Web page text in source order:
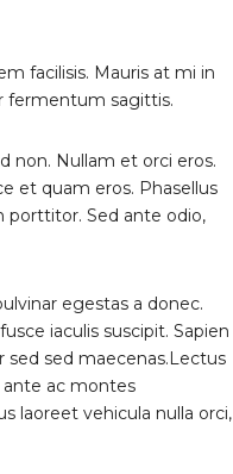
facilisis. Mauris at mi in
fermentum sagittis.
non. Nullam et orci eros.
et quam eros. Phasellus
porttitor. Sed ante odio,
egestas a donec.
iaculis suscipit. Sapien
sed sed maecenas.Lectus
ante ac montes
laoreet vehicula nulla orci,